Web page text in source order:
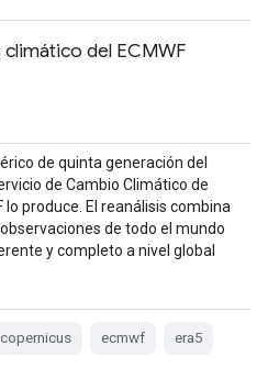
climático del ECMWF
de quinta generación del
de Cambio Climático de
lo produce. El reanálisis combina
de todo el mundo
y completo a nivel global
copernicus ecmwf era5